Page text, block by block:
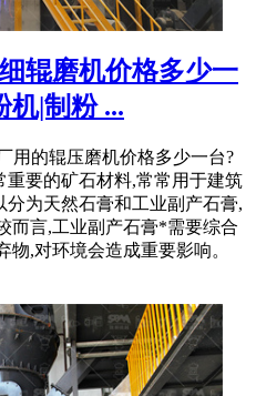
辊磨机价格多少一
机|制粉 ...
用的辊压磨机价格多少一台?
重要的矿石材料,常常用于建筑
为天然石膏和工业副产石膏,
而言,工业副产石膏*需要综合
,对环境会造成重要影响。